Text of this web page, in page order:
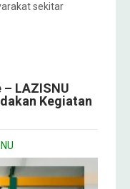
sekitar
– LAZISNU
Kegiatan